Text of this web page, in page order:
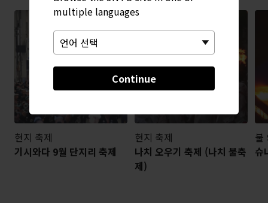
multiple languages
Continue
현지 축제
기시와다 9월 단지리 축제
현지 축제
나치 오우기 축제 (나치 불축
제)
불
슈